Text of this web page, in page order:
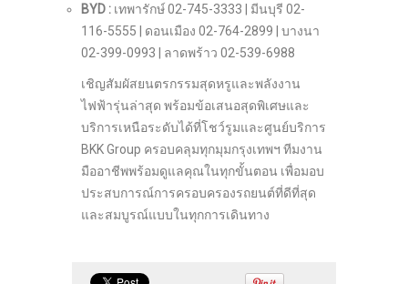
BYD : เทพารักษ์ 02-745-3333 | มีนบุรี 02-
116-5555 | ดอนเมือง 02-764-2899 | บางนา
02-399-0993 | ลาดพร้าว 02-539-6988
เชิญสัมผัสยนตรกรรมสุดหรูและพลังงาน
ไฟฟ้ารุ่นล่าสุด พร้อมข้อเสนอสุดพิเศษและ
บริการเหนือระดับได้ที่โชว์รูมและศูนย์บริการ
BKK Group ครอบคลุมทุกมุมกรุงเทพฯ ทีมงาน
มืออาชีพพร้อมดูแลคุณในทุกขั้นตอน เพื่อมอบ
ประสบการณ์การครอบครองรถยนต์ที่ดีที่สุด
และสมบูรณ์แบบในทุกการเดินทาง